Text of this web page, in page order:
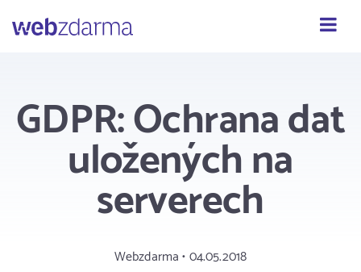
GDPR: Ochrana dat
uložených na
serverech
Webzdarma • 04.05.2018